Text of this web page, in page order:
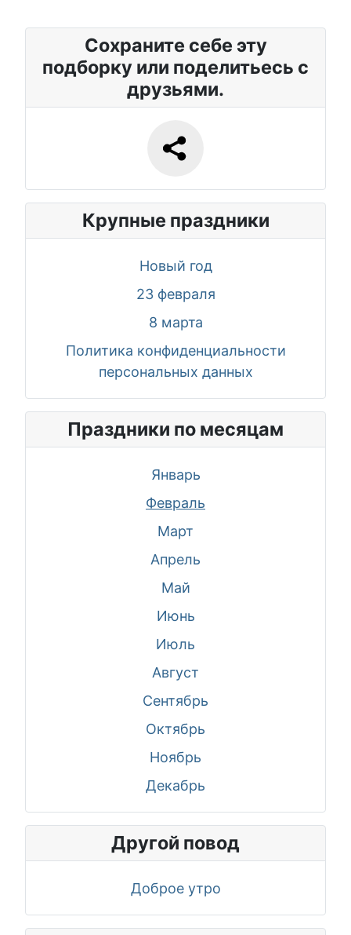
Сохраните себе эту
подборку или поделитьесь с
друзьями.
Крупные праздники
Новый год
23 февраля
8 марта
Политика конфиденциальности
персональных данных
Праздники по месяцам
Январь
Февраль
Март
Апрель
Май
Июнь
Июль
Август
Сентябрь
Октябрь
Ноябрь
Декабрь
Другой повод
Доброе утро